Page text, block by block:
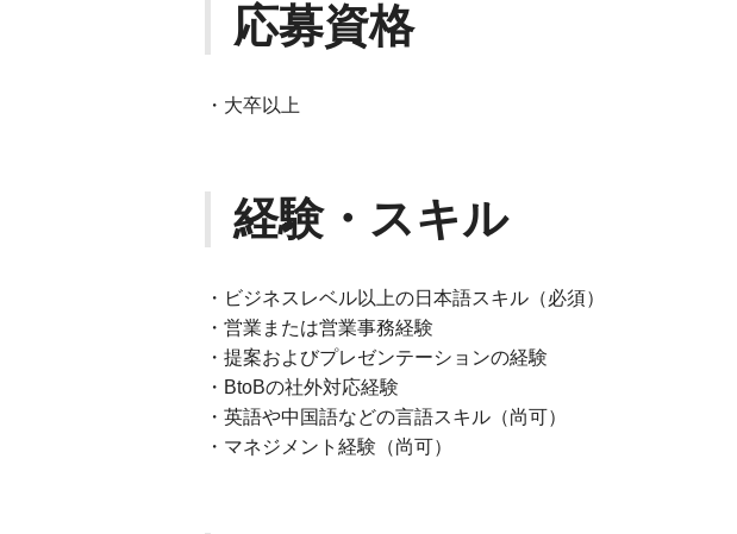
応募資格
・大卒以上
経験・スキル
・ビジネスレベル以上の日本語スキル（必須）
・営業または営業事務経験
・提案およびプレゼンテーションの経験
・BtoBの社外対応経験
・英語や中国語などの言語スキル（尚可）
・マネジメント経験（尚可）